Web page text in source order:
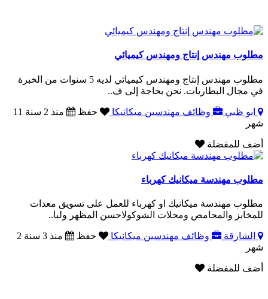
مطلوب مهندس إنتاج ومهندس كيميائي
مطلوب مهندس إنتاج ومهندس كيميائي لديه 5 سنوات من الخبرة
في مجال البطاريات. نحن بحاجة إلى ف..
ابو ظبي وظائف مهندسين ميكانيكا حفظ
منذ 2 سنة 11
شهر
أضف للمفضلة
مطلوب مهندسة ميكانيك كهرباء
مطلوب مهندسة ميكانيك او كهرباء للعمل على تسويق معدات
للمخابز والمحامص ومحلات الشوكولاحسن المظهر ولبا..
الشارقة وظائف مهندسين ميكانيكا حفظ
منذ 3 سنة 2
شهر
أضف للمفضلة